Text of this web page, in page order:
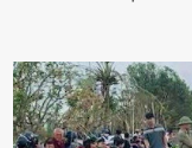
sực nhớ – điện thoại
đường thưa thớt người
Chú ơi, cháu đi thi, xe